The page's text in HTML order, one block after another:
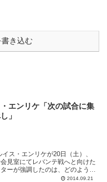
き込む
エンリケ「次の試合に集
」
ス・エンリケが20日（土）、
見室にてレバンテ戦へと向けた
ーが強調したのは、どのような
ずつ前進していかねばならない
2014.09.21